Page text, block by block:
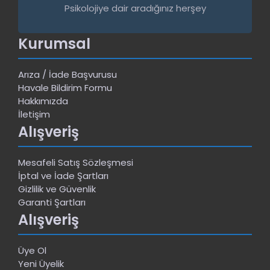
Psikolojiye dair aradığınız herşey
Kurumsal
Arıza / İade Başvurusu
Havale Bildirim Formu
Hakkımızda
İletişim
Alışveriş
Mesafeli Satış Sözleşmesi
İptal ve İade Şartları
Gizlilik ve Güvenlik
Garanti Şartları
Alışveriş
Üye Ol
Yeni Üyelik